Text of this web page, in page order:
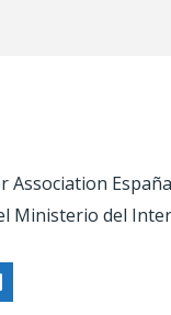
Ministerio del